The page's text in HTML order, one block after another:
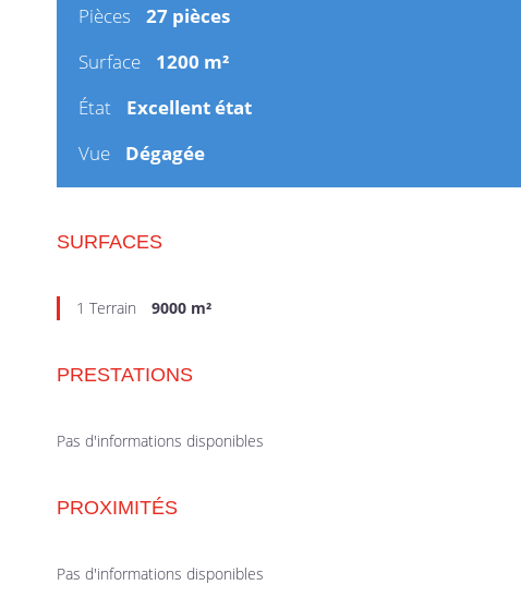
Pièces
27 pièces
Surface
1200 m²
État
Excellent état
Vue
Dégagée
SURFACES
1 Terrain 9000 m²
PRESTATIONS
Pas d'informations disponibles
PROXIMITÉS
Pas d'informations disponibles